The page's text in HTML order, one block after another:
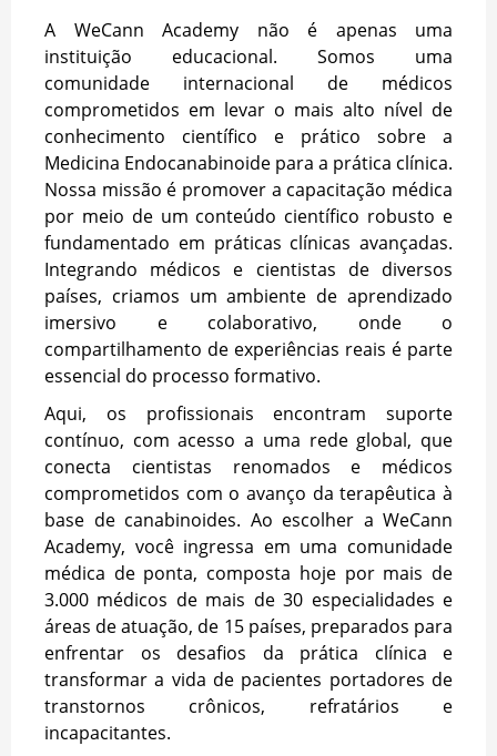
A WeCann Academy não é apenas uma
instituição educacional. Somos uma
comunidade internacional de médicos
comprometidos em levar o mais alto nível de
conhecimento científico e prático sobre a
Medicina Endocanabinoide para a prática clínica.
Nossa missão é promover a capacitação médica
por meio de um conteúdo científico robusto e
fundamentado em práticas clínicas avançadas.
Integrando médicos e cientistas de diversos
países, criamos um ambiente de aprendizado
imersivo e colaborativo, onde o
compartilhamento de experiências reais é parte
essencial do processo formativo.
Aqui, os profissionais encontram suporte
contínuo, com acesso a uma rede global, que
conecta cientistas renomados e médicos
comprometidos com o avanço da terapêutica à
base de canabinoides. Ao escolher a WeCann
Academy, você ingressa em uma comunidade
médica de ponta, composta hoje por mais de
3.000 médicos de mais de 30 especialidades e
áreas de atuação, de 15 países, preparados para
enfrentar os desafios da prática clínica e
transformar a vida de pacientes portadores de
transtornos crônicos, refratários e
incapacitantes.